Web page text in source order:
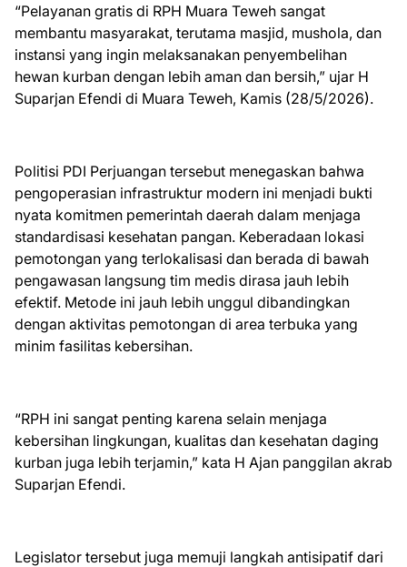
“Pelayanan gratis di RPH Muara Teweh sangat
membantu masyarakat, terutama masjid, mushola, dan
instansi yang ingin melaksanakan penyembelihan
hewan kurban dengan lebih aman dan bersih,” ujar H
Suparjan Efendi di Muara Teweh, Kamis (28/5/2026).
Politisi PDI Perjuangan tersebut menegaskan bahwa
pengoperasian infrastruktur modern ini menjadi bukti
nyata komitmen pemerintah daerah dalam menjaga
standardisasi kesehatan pangan. Keberadaan lokasi
pemotongan yang terlokalisasi dan berada di bawah
pengawasan langsung tim medis dirasa jauh lebih
efektif. Metode ini jauh lebih unggul dibandingkan
dengan aktivitas pemotongan di area terbuka yang
minim fasilitas kebersihan.
“RPH ini sangat penting karena selain menjaga
kebersihan lingkungan, kualitas dan kesehatan daging
kurban juga lebih terjamin,” kata H Ajan panggilan akrab
Suparjan Efendi.
Legislator tersebut juga memuji langkah antisipatif dari